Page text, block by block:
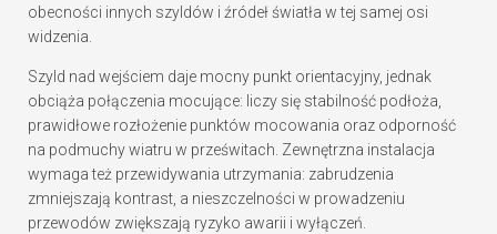
obecności innych szyldów i źródeł światła w tej samej osi
widzenia.
Szyld nad wejściem daje mocny punkt orientacyjny, jednak
obciąża połączenia mocujące: liczy się stabilność podłoża,
prawidłowe rozłożenie punktów mocowania oraz odporność
na podmuchy wiatru w prześwitach. Zewnętrzna instalacja
wymaga też przewidywania utrzymania: zabrudzenia
zmniejszają kontrast, a nieszczelności w prowadzeniu
przewodów zwiększają ryzyko awarii i wyłączeń.